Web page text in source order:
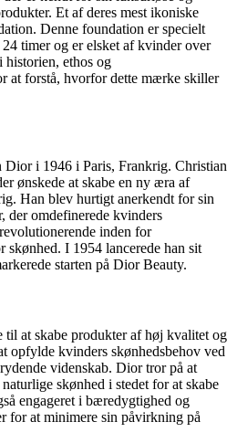
Et af deres mest ikoniske
Denne foundation er specielt
timer og er elsket af kvinder over
historien, ethos og
at forstå, hvorfor dette mærke skiller
i 1946 i Paris, Frankrig. Christian
ønskede at skabe en ny æra af
Han blev hurtigt anerkendt for sin
der omdefinerede kvinders
inden for
skønhed. I 1954 lancerede han sit
starten på Dior Beauty.
at skabe produkter af høj kvalitet og
opfylde kvinders skønhedsbehov ved
videnskab. Dior tror på at
skønhed i stedet for at skabe
engageret i bæredygtighed og
for at minimere sin påvirkning på